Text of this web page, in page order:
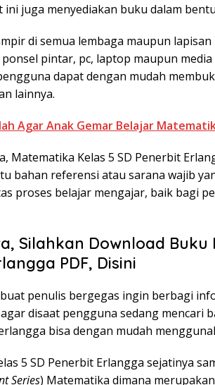
ini juga menyediakan buku dalam
di semua lembaga maupun
pintar, pc, laptop maupun
dapat dengan mudah
lainnya.
Agar Anak Gemar Belajar
Matematika Kelas 5 SD Penerbit
bahan referensi atau sarana wajib
proses belajar mengajar, baik bagi
Silahkan Download
PDF, Disini
penulis bergegas ingin berbagi
disaat pengguna sedang mencari
bisa dengan mudah
5 SD Penerbit Erlangga sejatinya
Series) Matematika dimana